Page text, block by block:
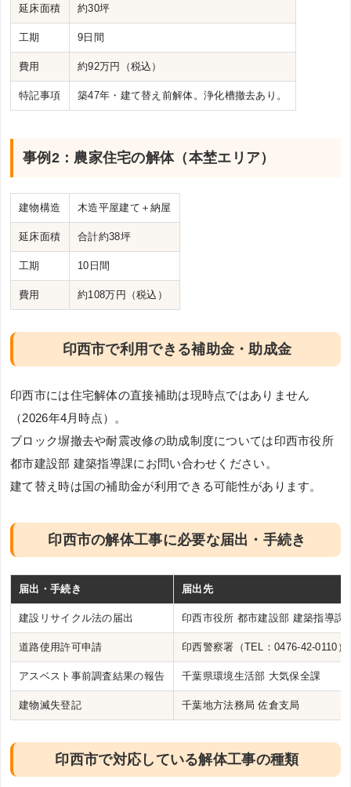
延床面積 約30坪
工期 9日間
費用 約92万円（税込）
特記事項 築47年・建て替え前解体。浄化槽撤去あり。
事例2：農家住宅の解体（本埜エリア）
建物構造 木造平屋建て＋納屋
延床面積 合計約38坪
工期 10日間
費用 約108万円（税込）
印西市で利用できる補助金・助成金
印西市には住宅解体の直接補助は現時点ではありません
（2026年4月時点）。
ブロック塀撤去や耐震改修の助成制度については印西市役所
都市建設部 建築指導課にお問い合わせください。
建て替え時は国の補助金が利用できる可能性があります。
印西市の解体工事に必要な届出・手続き
届出・手続き 届出先
建設リサイクル法の届出 印西市役所 都市建設部 建築指導課
道路使用許可申請 印西警察署（TEL：0476-42-0110）
アスベスト事前調査結果の報告 千葉県環境生活部 大気保全課
建物滅失登記 千葉地方法務局 佐倉支局
印西市で対応している解体工事の種類